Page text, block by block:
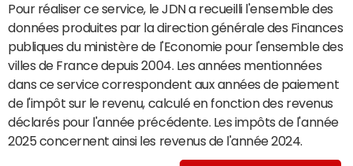
Pour réaliser ce service, le JDN a recueilli l'ensemble des
données produites par la direction générale des Finances
publiques du ministère de l'Economie pour l'ensemble des
villes de France depuis 2004. Les années mentionnées
dans ce service correspondent aux années de paiement
de l'impôt sur le revenu, calculé en fonction des revenus
déclarés pour l'année précédente. Les impôts de l'année
2025 concernent ainsi les revenus de l'année 2024.